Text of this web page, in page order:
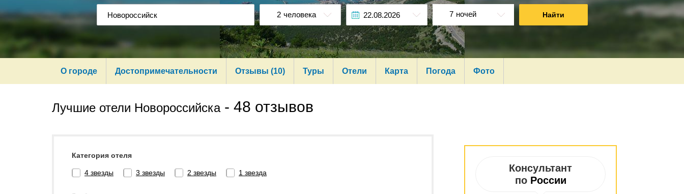
2 человека 7 ночей Найти
О городе Достопримечательности Отзывы (10) Туры Отели Карта Погода Фото
Лучшие отели Новороссийска- 48 отзывов
Категория отеля
4 звезды 3 звезды 2 звезды 1 звезда
Консультант
по России